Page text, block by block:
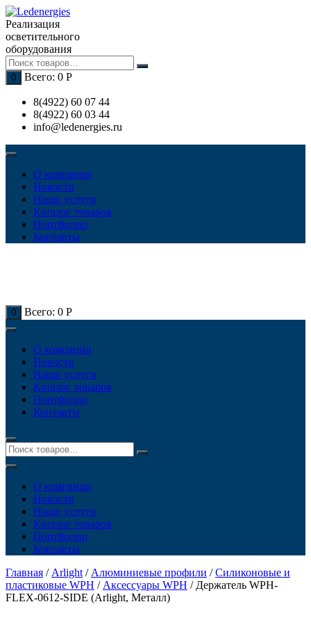
Перейти
к
содержимому
Реализация
осветительного
оборудования
0 Всего: 0 Р
8(4922) 60 07 44
8(4922) 60 03 44
info@ledenergies.ru
О компании
Новости
Наши услуги
Каталог товаров
Портфолио
Контакты
0 Всего: 0 Р
О компании
Новости
Наши услуги
Каталог товаров
Портфолио
Контакты
О компании
Новости
Наши услуги
Каталог товаров
Портфолио
Контакты
Главная / Arlight / Алюминиевые профили /Силиконовые и
пластиковые WPH / Аксессуары WPH / Держатель WPH-
FLEX-0612-SIDE (Arlight, Металл)